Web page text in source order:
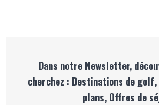
Dans notre Newsletter,
cherchez : Destinations de
plans, Offres de